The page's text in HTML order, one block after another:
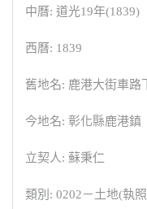
中曆: 道光19年(1839)
西曆: 1839
舊地名: 鹿港大街車路
今地名: 彰化縣鹿港鎮
立契人: 蘇秉仁
類別: 0202－土地(執